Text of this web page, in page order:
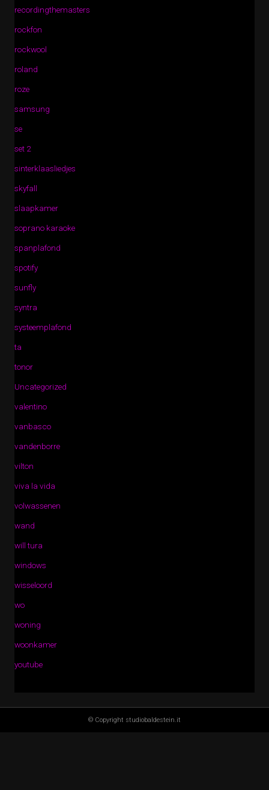
recordingthemasters
rockfon
rockwool
roland
roze
samsung
se
set 2
sinterklaasliedjes
skyfall
slaapkamer
soprano karaoke
spanplafond
spotify
sunfly
syntra
systeemplafond
ta
tonor
Uncategorized
valentino
vanbasco
vandenborre
vilton
viva la vida
volwassenen
wand
will tura
windows
wisseloord
wo
woning
woonkamer
youtube
© Copyright studiobaldestein.it